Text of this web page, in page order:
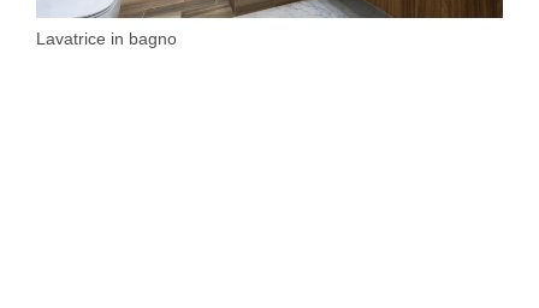
Lavatrice in bagno